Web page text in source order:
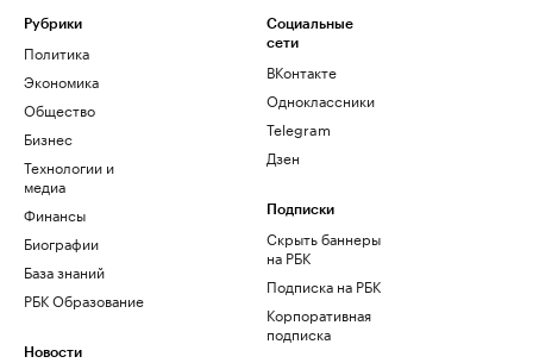
Рубрики
Политика
Экономика
Общество
Бизнес
Технологии и
медиа
Финансы
Биографии
База знаний
РБК Образование
Новости
Социальные
сети
ВКонтакте
Одноклассники
Telegram
Дзен
Подписки
Скрыть баннеры
на РБК
Подписка на РБК
Корпоративная
подписка